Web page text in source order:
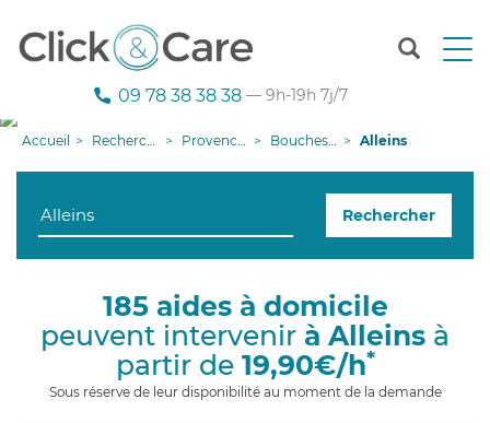
T
n
g
09 78 38 38 38 — 9h-19h 7j/7
Accueil Recherche aide à domicile Provence-Alpes-Côte d'Azur Bouches-du-Rhône Alleins
Rechercher
185 aides à domicile
peuvent intervenir à Alleins à
partir de 19,90€/h*
Sous réserve de leur disponibilité au moment de la demande